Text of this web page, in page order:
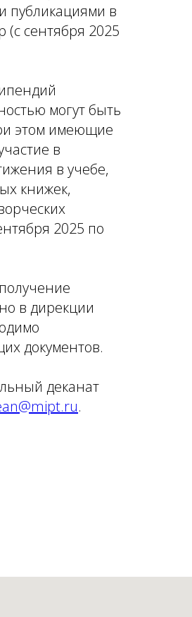
публикациями в
(с сентября 2025
могут быть
этом имеющие
в
в учебе,
книжек,
2025 по
в дирекции
документов.
деканат
.